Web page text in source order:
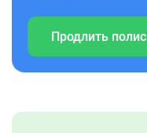
Продлить полис